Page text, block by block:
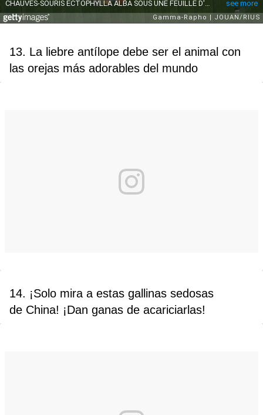
13. La liebre antílope debe ser el animal con
las orejas más adorables del mundo
14. ¡Solo mira a estas gallinas sedosas
de China! ¡Dan ganas de acariciarlas!